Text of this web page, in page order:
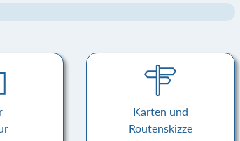
Karten und
Routenskizze